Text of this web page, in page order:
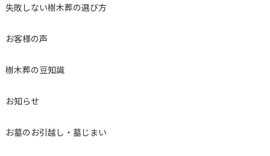
失敗しない樹木葬の選び方
お客様の声
樹木葬の豆知識
お知らせ
お墓のお引越し・墓じまい